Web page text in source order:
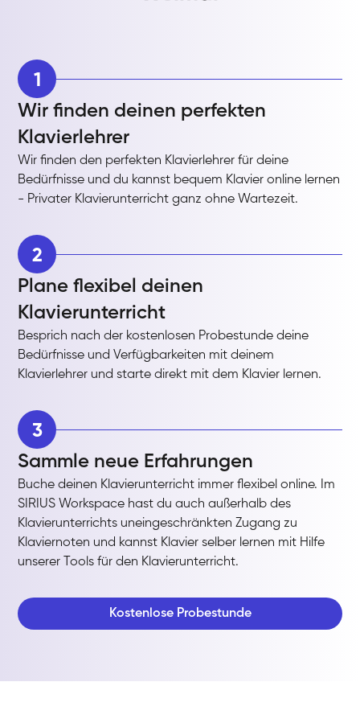
1
Wir finden deinen perfekten
Klavierlehrer
Wir finden den perfekten Klavierlehrer für deine
Bedürfnisse und du kannst bequem Klavier online lernen
- Privater Klavierunterricht ganz ohne Wartezeit.
2
Plane flexibel deinen
Klavierunterricht
Besprich nach der kostenlosen Probestunde deine
Bedürfnisse und Verfügbarkeiten mit deinem
Klavierlehrer und starte direkt mit dem Klavier lernen.
3
Sammle neue Erfahrungen
Buche deinen Klavierunterricht immer flexibel online. Im
SIRIUS Workspace hast du auch außerhalb des
Klavierunterrichts uneingeschränkten Zugang zu
Klaviernoten und kannst Klavier selber lernen mit Hilfe
unserer Tools für den Klavierunterricht.
Kostenlose Probestunde